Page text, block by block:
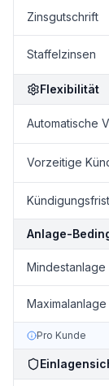
Zinsgutschrift
Staffelzinsen
Flexibilität
Automatische
Vorzeitige
Kündigungsfrist
Anlage-
Mindestanlage
Maximalanlage
Pro Kunde